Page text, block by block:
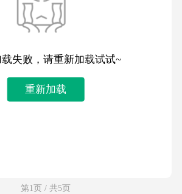
失败，请重新加载试试~
重新加载
第1页 / 共5页